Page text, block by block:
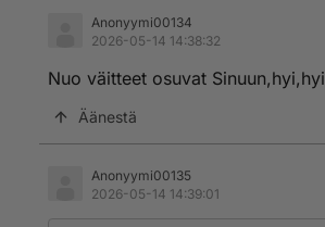
Anonyymi00134
2026-05-14 14:38:32
Nuo väitteet osuvat Sinuun,hyi,hyi
Äänestä
Anonyymi00135
2026-05-14 14:39:01